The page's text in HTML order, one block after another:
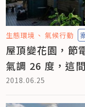
生態環境 氣候行動
屋頂變花園，節
氣調 26 度，這
2018.06.25